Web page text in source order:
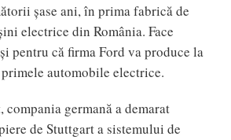
şase ani, în prima fabrică de
electrice din România. Face
pentru că firma Ford va produce la
automobile electrice.
germană a demarat
de Stuttgart a sistemului de